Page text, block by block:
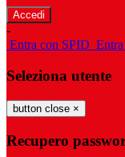
-
Entra con SPID
Seleziona utente
button close ×
Recupero